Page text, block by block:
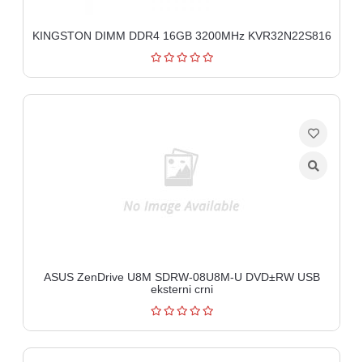
KINGSTON DIMM DDR4 16GB 3200MHz KVR32N22S816
ASUS ZenDrive U8M SDRW-08U8M-U DVD±RW USB
eksterni crni